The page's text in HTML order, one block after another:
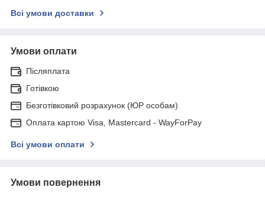
Всі умови доставки
Умови оплати
Післяплата
Готівкою
Безготівковий розрахунок (ЮР особам)
Оплата картою Visa, Mastercard - WayForPay
Всі умови оплати
Умови повернення